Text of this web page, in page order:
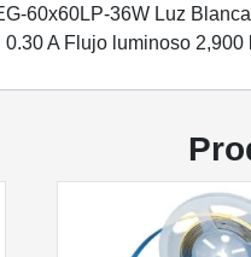
60x60LP-36W Luz
A Flujo luminoso